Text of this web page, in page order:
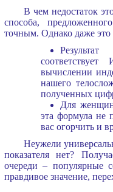
В чем недостаток
способа,
точным. Однако даже это
вычислении
нашего
полученных
Для
эта формула не
вас огорчить и
Неужели
показателя нет?
очереди – популярные
правдивое значение,